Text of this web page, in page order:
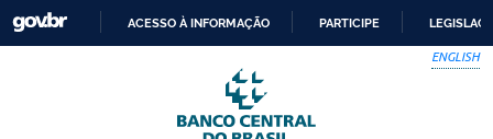
Skip to main content
PARA
O
CONTEÚDO
ACESSO À INFORMAÇÃO PARTICIPE
ENGLISH